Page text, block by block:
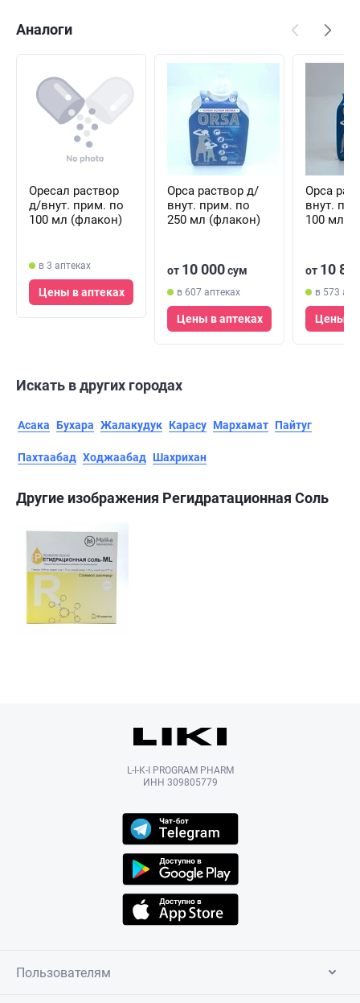
Аналоги
Оресал раствор
д/внут. прим. по
100 мл (флакон)
в 3 аптеках
Цены в аптеках
Орса раствор д/
внут. прим. по
250 мл (флакон)
от 10 000сум
в 607 аптеках
Цены в аптеках
Орса
внут.
100 мл
от 10
в 573
Цены в
Искать в других городах
Асака Бухара Жалакудук Карасу Мархамат Пайтуг
Пахтаабад Ходжаабад Шахрихан
Другие изображения Регидратационная Соль
L-I-K-I PROGRAM PHARM
ИНН 309805779
Пользователям